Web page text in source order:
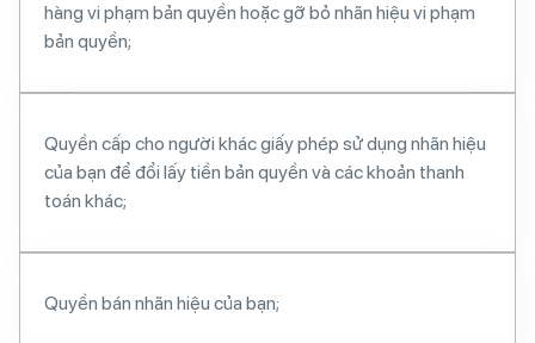
hàng vi phạm bản quyền hoặc gỡ bỏ nhãn hiệu vi phạm
bản quyền;
Quyền cấp cho người khác giấy phép sử dụng nhãn hiệu
của bạn để đổi lấy tiền bản quyền và các khoản thanh
toán khác;
Quyền bán nhãn hiệu của bạn;